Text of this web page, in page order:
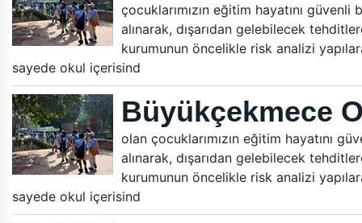
çocuklarımızın eğitim hayatını
alınarak, dışarıdan gelebilecek
kurumunun öncelikle risk analizi
sayede okul içerisind
Büyükçekmece
olan çocuklarımızın eğitim hayatını
alınarak, dışarıdan gelebilecek
kurumunun öncelikle risk analizi
sayede okul içerisind